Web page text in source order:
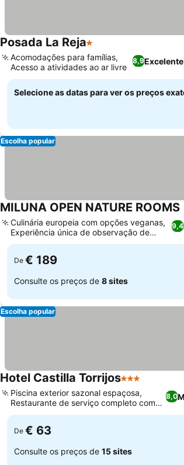
Posada La Reja1 Estrelas
8,9Excelente
Acomodações para famílias,
Acesso a atividades ao ar livre
Selecione as datas para ver os preços
Escolha popular
MILUNA OPEN NATURE ROOMS
9,4
Culinária europeia com opções veganas,
Experiência única de observação de
tempestades
De € 189
Consulte os preços de 8 sites
Escolha popular
Hotel Castilla Torrijos3 Estrelas
8,0
Piscina exterior sazonal espaçosa,
Restaurante de serviço completo com
cozinha local
De € 63
Consulte os preços de 15 sites